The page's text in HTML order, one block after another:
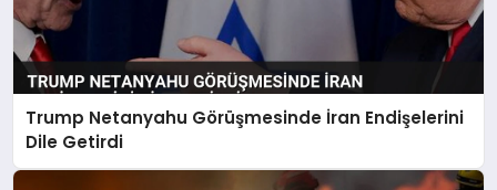
Trump Netanyahu Görüşmesinde İran Endişelerini
Dile Getirdi